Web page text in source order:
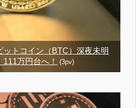
ットコイン（BTC）深夜未明
万円台へ！
(3pv)